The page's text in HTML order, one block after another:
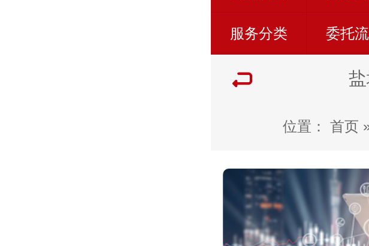
服务分类 委托
位置： 首页